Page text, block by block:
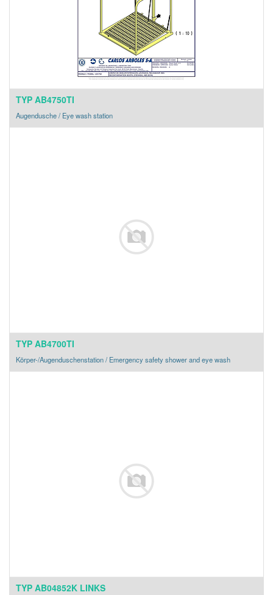
TYP AB4750TI
Augendusche / Eye wash station
TYP AB4700TI
Körper-/Augenduschenstation / Emergency safety shower and eye wash
TYP AB04852K LINKS